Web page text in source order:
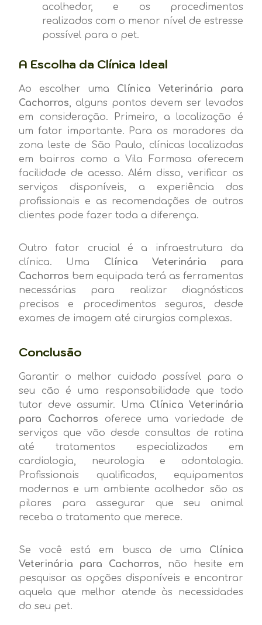
acolhedor, e os procedimentos
realizados com o menor nível de estresse
possível para o pet.
A Escolha da Clínica Ideal
Ao escolher uma Clínica Veterinária para
Cachorros, alguns pontos devem ser levados
em consideração. Primeiro, a localização é
um fator importante. Para os moradores da
zona leste de São Paulo, clínicas localizadas
em bairros como a Vila Formosa oferecem
facilidade de acesso. Além disso, verificar os
serviços disponíveis, a experiência dos
profissionais e as recomendações de outros
clientes pode fazer toda a diferença.
Outro fator crucial é a infraestrutura da
clínica. Uma Clínica Veterinária para
Cachorros bem equipada terá as ferramentas
necessárias para realizar diagnósticos
precisos e procedimentos seguros, desde
exames de imagem até cirurgias complexas.
Conclusão
Garantir o melhor cuidado possível para o
seu cão é uma responsabilidade que todo
tutor deve assumir. Uma Clínica Veterinária
para Cachorros oferece uma variedade de
serviços que vão desde consultas de rotina
até tratamentos especializados em
cardiologia, neurologia e odontologia.
Profissionais qualificados, equipamentos
modernos e um ambiente acolhedor são os
pilares para assegurar que seu animal
receba o tratamento que merece.
Se você está em busca de uma Clínica
Veterinária para Cachorros, não hesite em
pesquisar as opções disponíveis e encontrar
aquela que melhor atende às necessidades
do seu pet.